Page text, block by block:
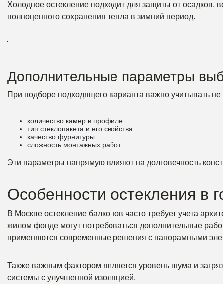
Холодное остекление подходит для защиты от осадков,
полноценного сохранения тепла в зимний период.
Дополнительные параметры
При подборе подходящего варианта важно учитывать не
количество камер в профиле
тип стеклопакета и его свойства
качество фурнитуры
сложность монтажных работ
Эти параметры напрямую влияют на долговечность
Особенности остекления в
В Москве остекление балконов часто требует учета
жилом фонде могут потребоваться дополнительные
применяются современные решения с панорамными
Также важным фактором является уровень шума и
системы с улучшенной изоляцией.